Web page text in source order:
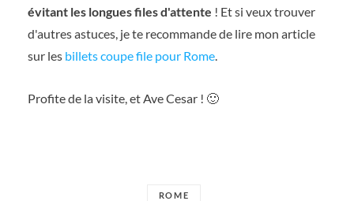
évitant les longues files d'attente ! Et si veux trouver
d'autres astuces, je te recommande de lire mon article
sur les billets coupe file pour Rome.
Profite de la visite, et Ave Cesar ! 🙂
ROME